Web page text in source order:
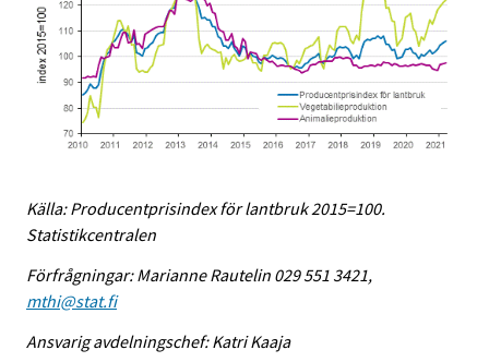
Källa: Producentprisindex för lantbruk 2015=100.
Statistikcentralen
Förfrågningar: Marianne Rautelin 029 551 3421,
mthi@stat.fi
Ansvarig avdelningschef: Katri Kaaja